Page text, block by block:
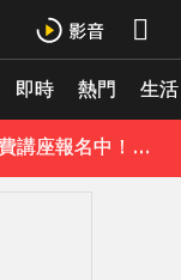
即時 熱門 生活
擴大
桃園8旬妻遭拐杖猛砸身亡！夫打電話自首 鄰居曝私下近況
《理財達人秀》X 安聯投信免費講座報名中！搶先卡位 2027